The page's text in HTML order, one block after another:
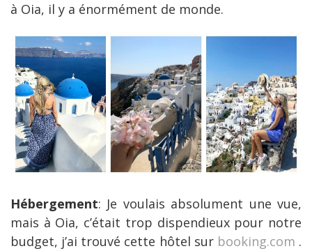
à Oia, il y a énormément de monde.
Hébergement: Je voulais absolument une vue,
mais à Oia, c’était trop dispendieux pour notre
budget, j’ai trouvé cette hôtel sur booking.com .